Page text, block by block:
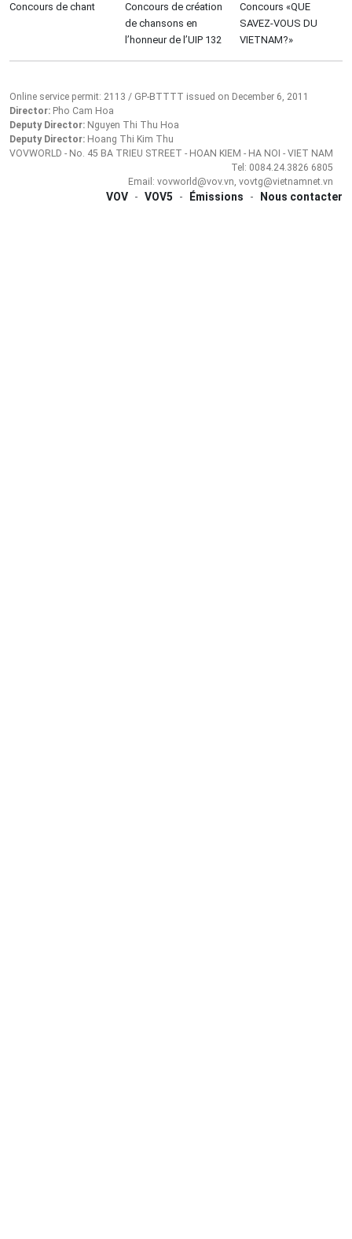
Concours de chant
Concours de création
de chansons en
l’honneur de l’UIP 132
Concours «QUE
SAVEZ-VOUS DU
VIETNAM?»
Online service permit: 2113 / GP-BTTTT issued on December 6, 2011
Director: Pho Cam Hoa
Deputy Director: Nguyen Thi Thu Hoa
Deputy Director: Hoang Thi Kim Thu
VOVWORLD - No. 45 BA TRIEU STREET - HOAN KIEM - HA NOI - VIET NAM
Tel: 0084.24.3826 6805
Email: vovworld@vov.vn, vovtg@vietnamnet.vn
VOV - VOV5 - Émissions - Nous contacter